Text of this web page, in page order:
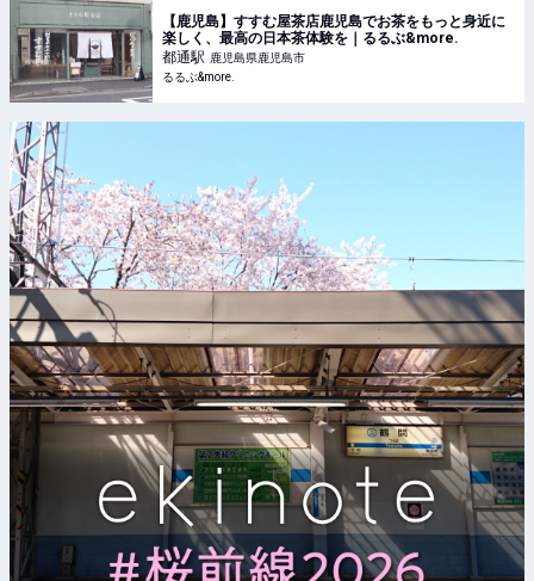
【鹿児島】すすむ屋茶店鹿児島でお茶をもっと身近に
楽しく、最高の日本茶体験を｜るるぶ&more.
都通駅 鹿児島県鹿児島市
るるぶ&more.